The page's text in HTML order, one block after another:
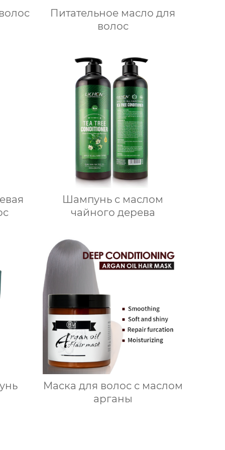
Питательное масло для
волос
Шампунь с маслом
чайного дерева
Маска для волос с маслом
арганы